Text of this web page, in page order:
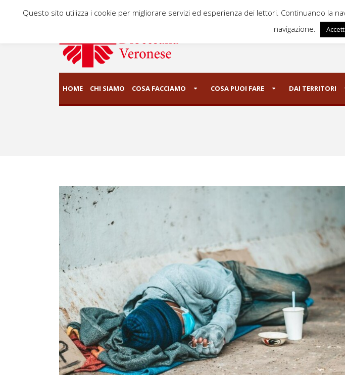
HOME CHI SIAMO COSA FACCIAMO COSA PUOI FARE DAI TERRITORI
Questo sito utilizza i cookie per migliorare servizi ed esperienza dei lettori. Continuando la
navigazione.